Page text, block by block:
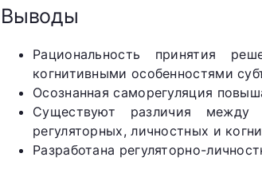
Выводы
Рациональность принятия
когнитивными особенностями
Осознанная саморегуляция
Существуют различия между
регуляторных, личностных и
Разработана регуляторно-